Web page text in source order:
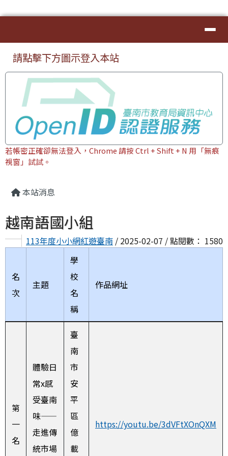
上中區域內容
請點擊下方圖示登入本站
若帳密正確卻無法登入，Chrome 請按 Ctrl + Shift + N 用「無痕
視窗」試試。
本站消息
越南語國小組
113年度小小網紅遊臺南 / 2025-02-07 / 點閱數： 1580
名
次
主題
學
校
名
稱
作品網址
第
一
名
體驗日
常x感
受臺南
味——
走進傳
統市場
臺
南
市
安
平
區
億
載
https://youtu.be/3dVFtXOnQXM
頁尾區域